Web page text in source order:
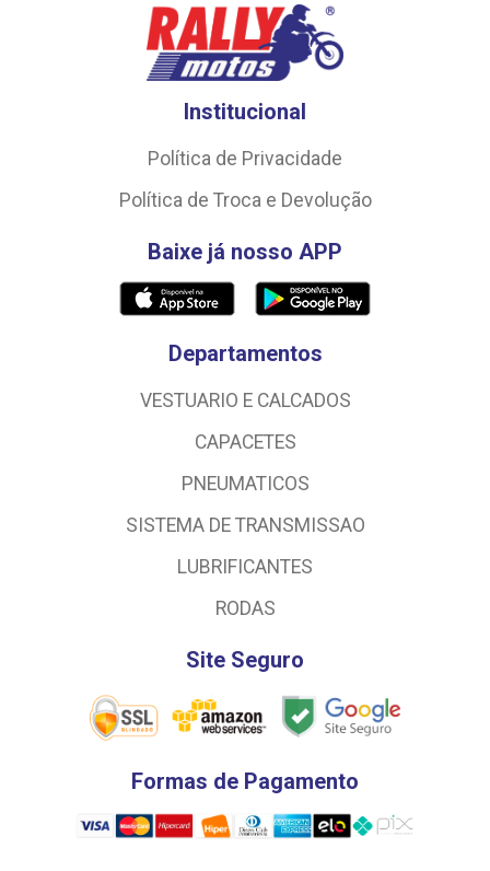
Institucional
Política de Privacidade
Política de Troca e Devolução
Baixe já nosso APP
Departamentos
VESTUARIO E CALCADOS
CAPACETES
PNEUMATICOS
SISTEMA DE TRANSMISSAO
LUBRIFICANTES
RODAS
Site Seguro
Formas de Pagamento